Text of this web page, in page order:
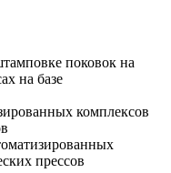
поковок на
на базе
комплексов
прессов